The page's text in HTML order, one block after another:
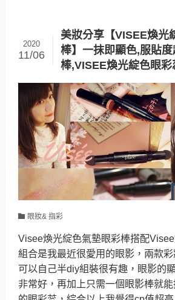
美妝分享【VISEE煥光
棒】一抹即顯色,服貼
棒,VISEE煥光綻色眼
2020
11/06
眼妝& 指彩
Visee煥光綻色氣墊眼彩棒搭配
組合是我最近很愛用的眼影，兩款彩
可以自己半diy組裝很有趣，眼影的
非常好，再加上只需一個眼影棒就